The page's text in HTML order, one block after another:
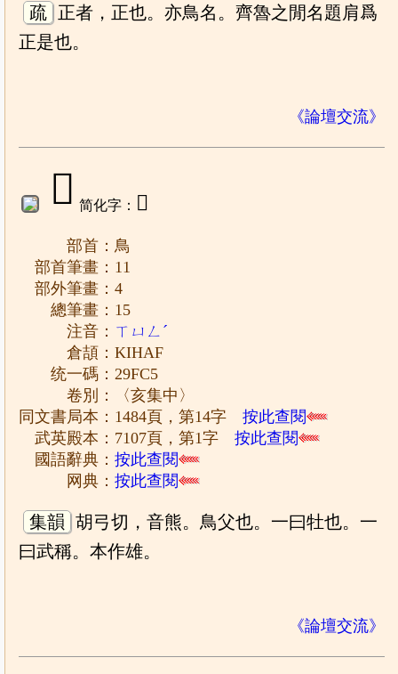
疏 正者，正也。亦鳥名。齊魯之閒名題肩爲
正是也。
《論壇交流》
𩿅 简化字： 𫠖
部首：鳥
部首筆畫：11
部外筆畫：4
總筆畫：15
注音： ㄒㄩㄥˊ
倉頡：KIHAF
统一碼：29FC5
卷別：〈亥集中〉
同文書局本：1484頁，第14字按此查閱
武英殿本：7107頁，第1字按此查閱
國語辭典：按此查閱
网典：按此查閱
集韻 胡弓切，音熊。鳥父也。一曰牡也。一
曰武稱。本作雄。
《論壇交流》